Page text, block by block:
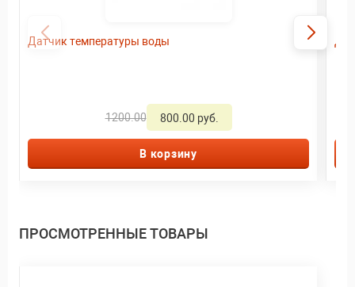
Датчик температуры воды
1200.00 800.00 руб.
В корзину
ПРОСМОТРЕННЫЕ ТОВАРЫ